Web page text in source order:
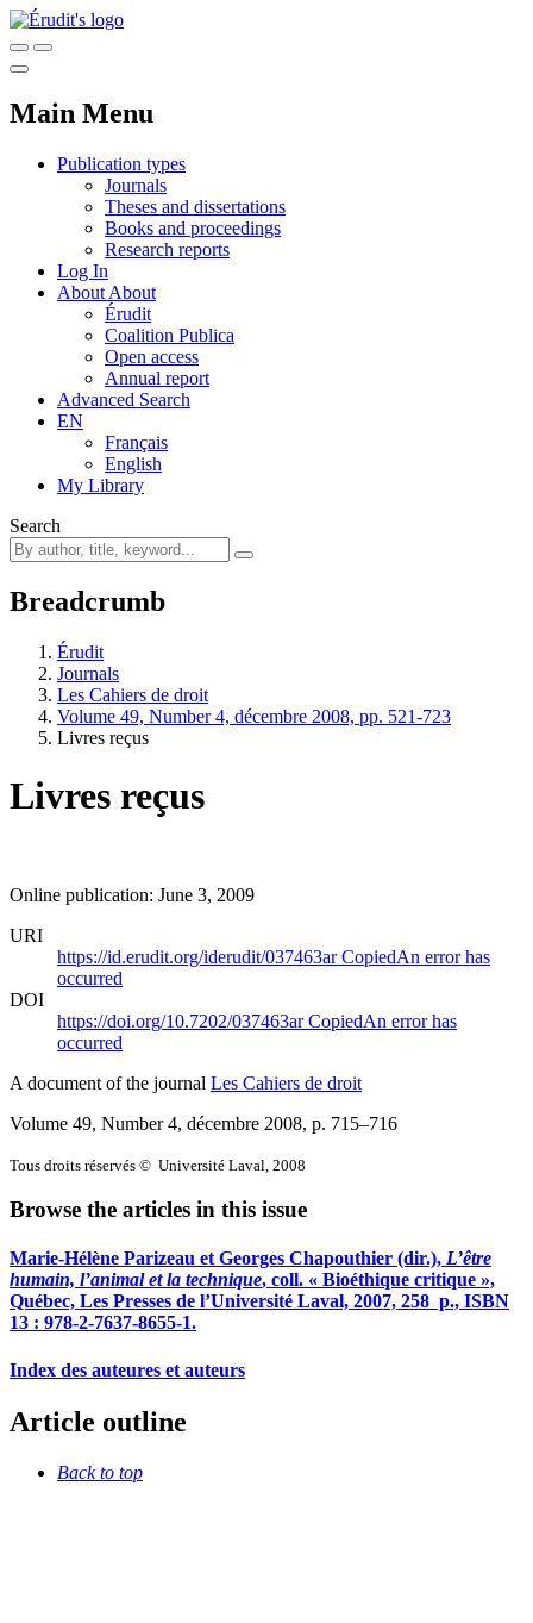
Main Menu
Publication types
Journals
Theses and dissertations
Books and proceedings
Research reports
Log In
About About
Érudit
Coalition Publica
Open access
Annual report
Advanced Search
EN
Français
English
My Library
Search
Breadcrumb
Érudit
Journals
Les Cahiers de droit
Volume 49, Number 4, décembre 2008, pp. 521-723
Livres reçus
Livres reçus
Online publication: June 3, 2009
URI
https://id.erudit.org/iderudit/037463arCopiedAn error has
occurred
DOI
https://doi.org/10.7202/037463arCopiedAn error has
occurred
A document of the journal Les Cahiers de droit
Volume 49, Number 4, décembre 2008, p. 715–716
Tous droits réservés © Université Laval, 2008
Browse the articles in this issue
Marie-Hélène Parizeau et Georges Chapouthier (dir.), L’être
humain, l’animal et la technique, coll. « Bioéthique critique »,
Québec, Les Presses de l’Université Laval, 2007, 258 p., ISBN
13 : 978-2-7637-8655-1.
Index des auteures et auteurs
Article outline
Back to top